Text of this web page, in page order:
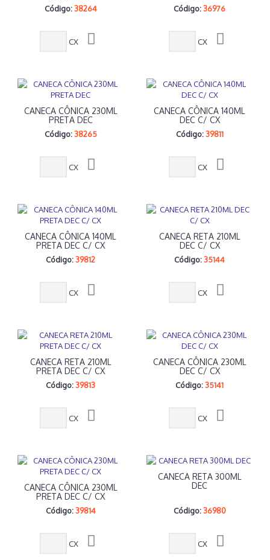
Código: 38264
CX
Código:36976
CX
CANECA CÔNICA 230ML
PRETA DEC
Código: 38265
CX
CANECA CÔNICA 140ML
DEC C/ CX
Código: 39811
CX
CANECA CÔNICA 140ML
PRETA DEC C/ CX
Código:39812
CX
CANECA RETA 210ML
DEC C/ CX
Código:35144
CX
CANECA RETA 210ML
PRETA DEC C/ CX
Código:39813
CX
CANECA CÔNICA 230ML
DEC C/ CX
Código:35141
CX
CANECA CÔNICA 230ML
PRETA DEC C/ CX
Código: 39814
CX
CANECA RETA 300ML
DEC
Código: 36980
CX